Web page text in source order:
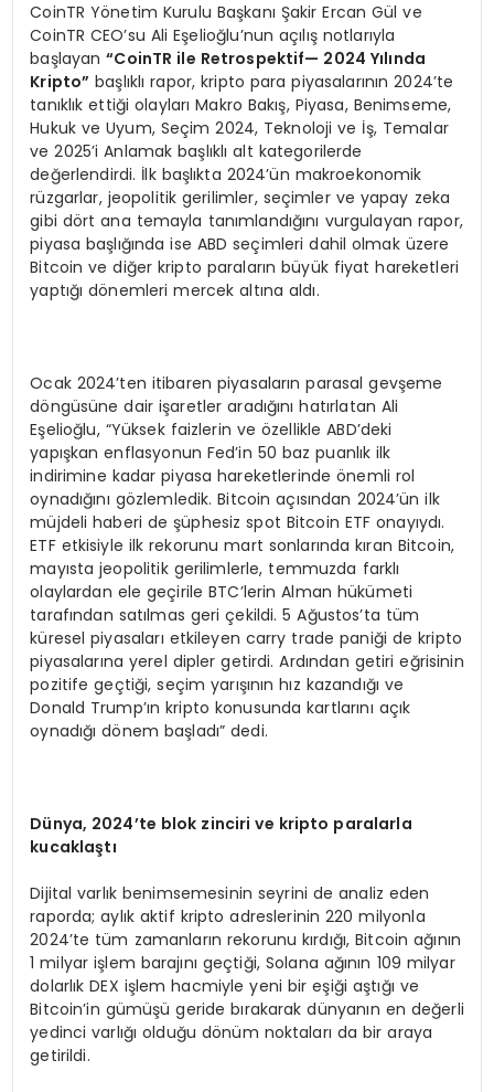
CoinTR Yönetim Kurulu Başkanı Şakir Ercan Gül ve
CoinTR CEO’su Ali Eşelioğlu’nun açılış notlarıyla
başlayan“CoinTR ile Retrospektif— 2024 Yılında
Kripto” başlıklı rapor, kripto para piyasalarının 2024’te
tanıklık ettiği olayları Makro Bakış, Piyasa, Benimseme,
Hukuk ve Uyum, Seçim 2024, Teknoloji ve İş, Temalar
ve 2025’i Anlamak başlıklı alt kategorilerde
değerlendirdi. İlk başlıkta 2024’ün makroekonomik
rüzgarlar, jeopolitik gerilimler, seçimler ve yapay zeka
gibi dört ana temayla tanımlandığını vurgulayan rapor,
piyasa başlığında ise ABD seçimleri dahil olmak üzere
Bitcoin ve diğer kripto paraların büyük fiyat hareketleri
yaptığı dönemleri mercek altına aldı.
Ocak 2024’ten itibaren piyasaların parasal gevşeme
döngüsüne dair işaretler aradığını hatırlatan Ali
Eşelioğlu, “Yüksek faizlerin ve özellikle ABD’deki
yapışkan enflasyonun Fed’in 50 baz puanlık ilk
indirimine kadar piyasa hareketlerinde önemli rol
oynadığını gözlemledik. Bitcoin açısından 2024’ün ilk
müjdeli haberi de şüphesiz spot Bitcoin ETF onayıydı.
ETF etkisiyle ilk rekorunu mart sonlarında kıran Bitcoin,
mayısta jeopolitik gerilimlerle, temmuzda farklı
olaylardan ele geçirile BTC’lerin Alman hükümeti
tarafından satılmas geri çekildi. 5 Ağustos’ta tüm
küresel piyasaları etkileyen carry trade paniği de kripto
piyasalarına yerel dipler getirdi. Ardından getiri eğrisinin
pozitife geçtiği, seçim yarışının hız kazandığı ve
Donald Trump’ın kripto konusunda kartlarını açık
oynadığı dönem başladı” dedi.
Dünya, 2024’te blok zinciri ve kripto paralarla
kucaklaştı
Dijital varlık benimsemesinin seyrini de analiz eden
raporda; aylık aktif kripto adreslerinin 220 milyonla
2024’te tüm zamanların rekorunu kırdığı, Bitcoin ağının
1 milyar işlem barajını geçtiği, Solana ağının 109 milyar
dolarlık DEX işlem hacmiyle yeni bir eşiği aştığı ve
Bitcoin’in gümüşü geride bırakarak dünyanın en değerli
yedinci varlığı olduğu dönüm noktaları da bir araya
getirildi.